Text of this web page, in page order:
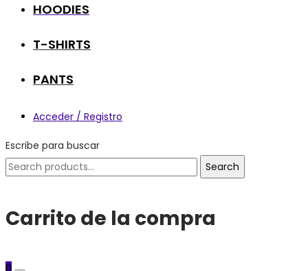
HOODIES
T-SHIRTS
PANTS
Acceder / Registro
Escribe para buscar
Search
Search
Carrito de la compra
0